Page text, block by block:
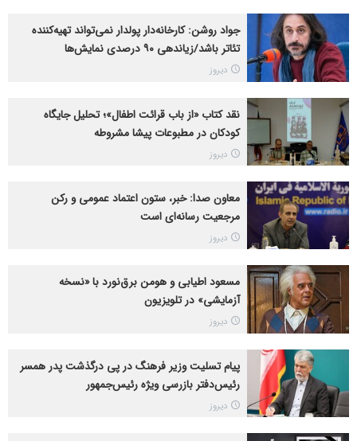
جواد روشن: کارخانه‌دار پولدار نمی‌تواند تهیه‌کننده
تئاتر باشد/زیاندهی ۹۰ درصدی نمایش‌ها
دیروز
نقد کتاب «از باب قرائت اطفال»؛ تحلیل جایگاه
کودکان در مطبوعات پیشا مشروطه
دیروز
معاون صدا: خبر، ستون اعتماد عمومی و رکن
مرجعیت رسانه‌ای است
دیروز
مسعود اطیابی و هومن برق‌نورد با «نسخه
آزمایشی» در تلویزیون
دیروز
پیام تسلیت وزیر فرهنگ در پی درگذشت پدر همسر
رئیس‌دفتر بازرسی ویژه رئیس‌جمهور
دیروز